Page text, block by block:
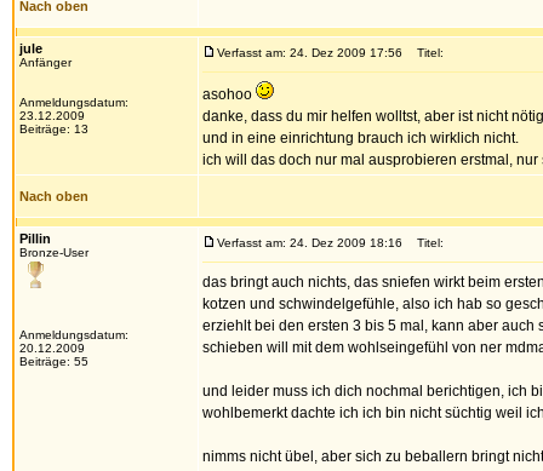
Nach oben
jule
Anfänger
Anmeldungsdatum:
23.12.2009
Beiträge: 13
Verfasst am: 24. Dez 2009 17:56 Titel:
asohoo
danke, dass du mir helfen wolltst, aber ist nicht nötig
und in eine einrichtung brauch ich wirklich nicht.
ich will das doch nur mal ausprobieren erstmal, nur
Nach oben
Pillin
Bronze-User
Anmeldungsdatum:
20.12.2009
Beiträge: 55
Verfasst am: 24. Dez 2009 18:16 Titel:
das bringt auch nichts, das sniefen wirkt beim
kotzen und schwindelgefühle, also ich hab so
erziehlt bei den ersten 3 bis 5 mal, kann aber
schieben will mit dem wohlseingefühl von ner
und leider muss ich dich nochmal berichtigen, ich
wohlbemerkt dachte ich ich bin nicht süchtig weil
nimms nicht übel, aber sich zu beballern bringt